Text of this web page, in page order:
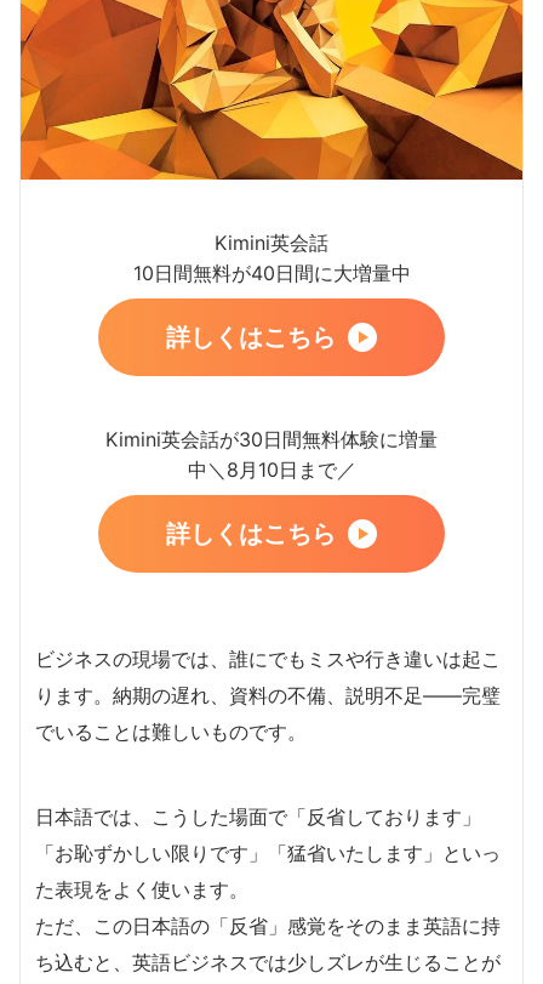
Kimini英会話
10日間無料が40日間に大増量中
詳しくはこちら
Kimini英会話が30日間無料体験に増量
中＼8月10日まで／
詳しくはこちら
ビジネスの現場では、誰にでもミスや行き違いは起こ
ります。納期の遅れ、資料の不備、説明不足——完璧
でいることは難しいものです。
日本語では、こうした場面で「反省しております」
「お恥ずかしい限りです」「猛省いたします」といっ
た表現をよく使います。
ただ、この日本語の「反省」感覚をそのまま英語に持
ち込むと、英語ビジネスでは少しズレが生じることが